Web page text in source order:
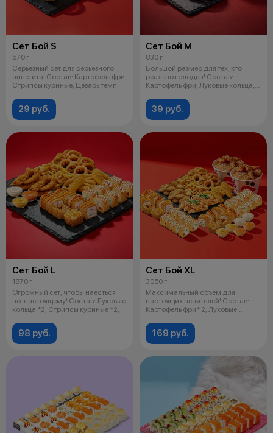
Сет Бой S
570 г
Серьёзный сет для серьёзного
аппетита! Состав: Картофель фри,
Стрипсы куриные, Цезарь темп
29 руб.
Сет Бой М
830 г
Большой размер для тех, кто
реально голоден! Состав:
Картофель фри, Луковые кольца,
39 руб.
Сет Бой L
1870 г
Огромный сет, чтобы наесться
по-настоящему! Состав: Луковые
кольца *2, Стрипсы куриные *2,
98 руб.
Сет Бой ХL
3050 г
Максимальный объём для
настоящих ценителей! Состав:
Картофель фри* 2, Луковые
169 руб.